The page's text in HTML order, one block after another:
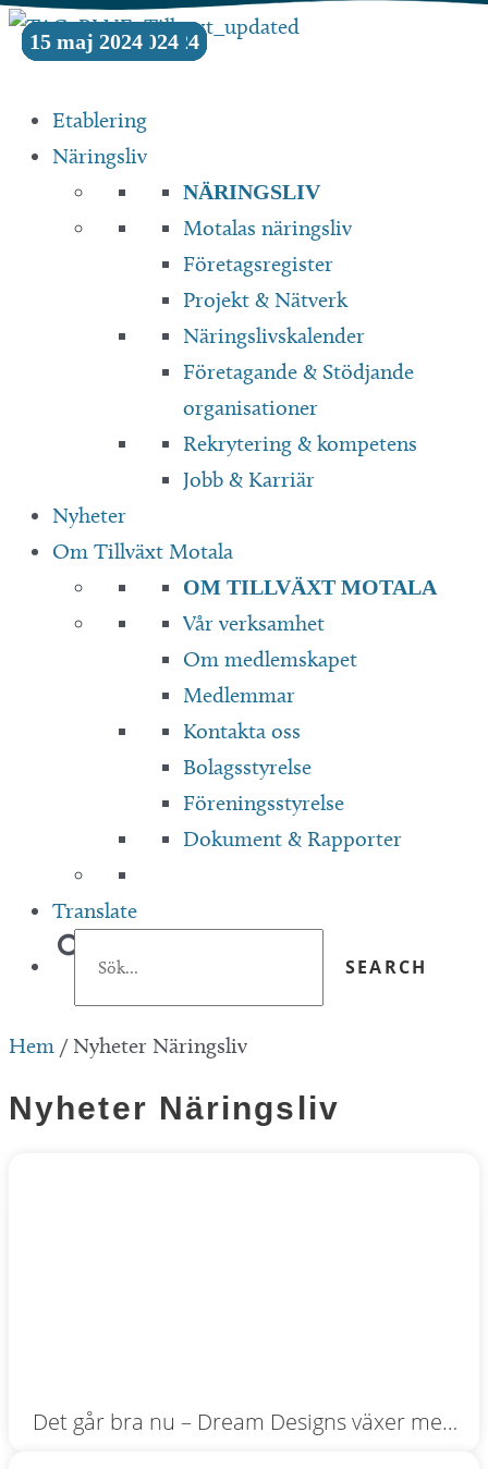
Hoppa
till
Etablering
Näringsliv
NÄRINGSLIV
Motalas näringsliv
Företagsregister
Projekt & Nätverk
Näringslivskalender
Företagande & Stödjande
organisationer
Rekrytering & kompetens
Jobb & Karriär
Nyheter
Om Tillväxt Motala
OM TILLVÄXT MOTALA
Vår verksamhet
Om medlemskapet
Medlemmar
Kontakta oss
Bolagsstyrelse
Föreningsstyrelse
Dokument & Rapporter
Translate
Hem / Nyheter Näringsliv
Nyheter Näringsliv
09 juli 2026
Det går bra nu – Dream Designs växer med
29 juni 2026
12 juni 2026
16 april 2026
18 november 2025
18 november 2025
18 november 2025
18 november 2025
18 november 2025
18 november 2025
08 april 2025
04 november 2024
30 oktober 2024
07 oktober 2024
15 maj 2024